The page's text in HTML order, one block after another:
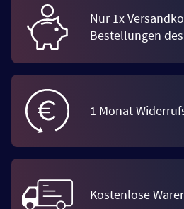
Nur 1x
Bestellungen
1 Monat
Kostenlose